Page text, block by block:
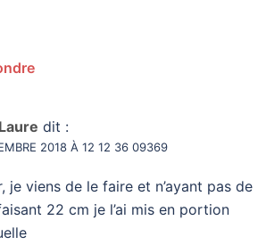
dit :
2018 À 12 12 36 09369
je viens de le faire et n’ayant pas de
22 cm je l’ai mis en portion